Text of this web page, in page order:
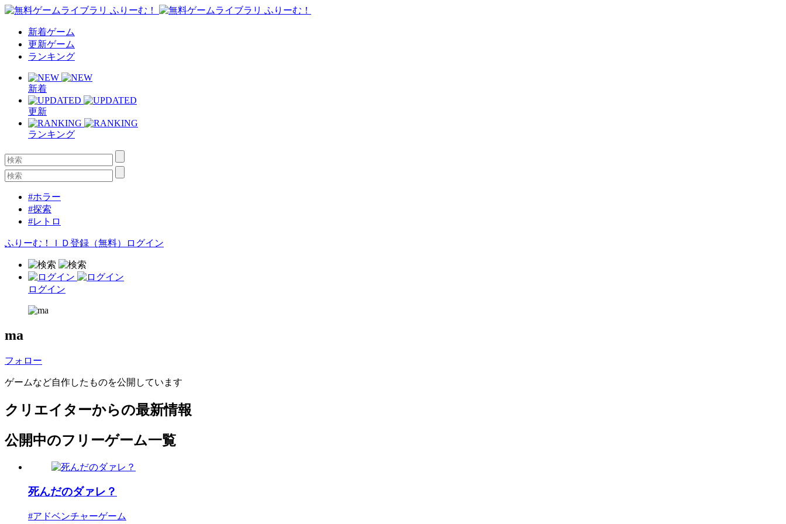
新着ゲーム
更新ゲーム
ランキング
新着
更新
ランキング
#ホラー
#探索
#レトロ
ふりーむ！ＩＤ登録（無料） ログイン
ログイン
ma
フォロー
ゲームなど自作したものを公開しています
クリエイターからの最新情報
公開中のフリーゲーム一覧
死んだのダァレ？
#アドベンチャーゲーム